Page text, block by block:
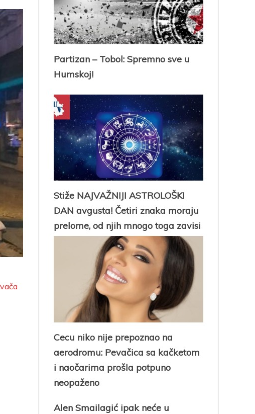
Partizan – Tobol: Spremno sve u
Humskoj!
Stiže NAJVAŽNIJI ASTROLOŠKI
DAN avgusta! Četiri znaka moraju
prelome, od njih mnogo toga zavisi
Cecu niko nije prepoznao na
aerodromu: Pevačica sa kačketom
i naočarima prošla potpuno
neopaženo
Alen Smailagić ipak neće u